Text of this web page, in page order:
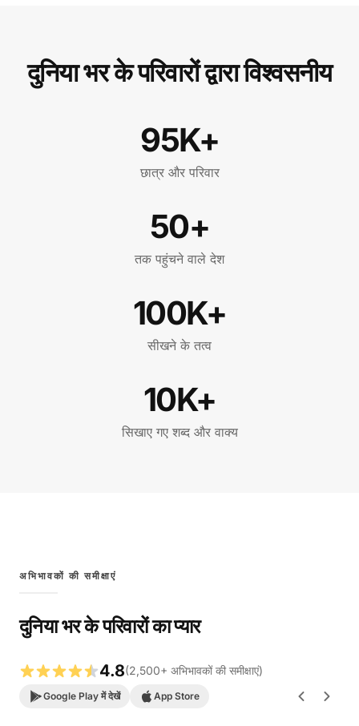
दुनिया भर के परिवारों द्वारा विश्वसनीय
95K+
छात्र और परिवार
50+
तक पहुंचने वाले देश
100K+
सीखने के तत्व
10K+
सिखाए गए शब्द और वाक्य
अभिभावकों की समीक्षाएं
दुनिया भर के परिवारों का प्यार
4.8(2,500+ अभिभावकों की समीक्षाएं)
Google Play में देखें App Store